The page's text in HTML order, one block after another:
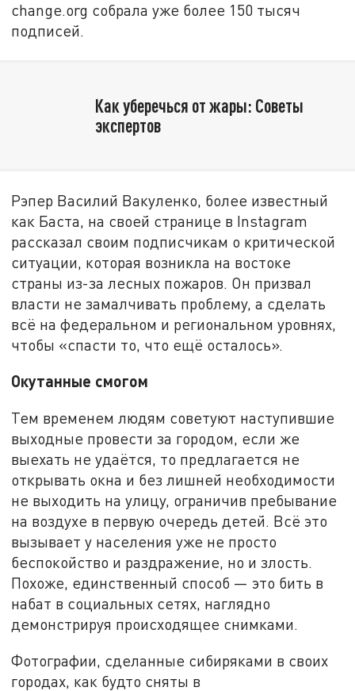
change.org собрала уже более 150 тысяч
подписей.
Как уберечься от жары: Советы
экспертов
Рэпер Василий Вакуленко, более известный
как Баста, на своей странице в Instagram
рассказал своим подписчикам о критической
ситуации, которая возникла на востоке
страны из-за лесных пожаров. Он призвал
власти не замалчивать проблему, а сделать
всё на федеральном и региональном уровнях,
чтобы «спасти то, что ещё осталось».
Окутанные смогом
Тем временем людям советуют наступившие
выходные провести за городом, если же
выехать не удаётся, то предлагается не
открывать окна и без лишней необходимости
не выходить на улицу, ограничив пребывание
на воздухе в первую очередь детей. Всё это
вызывает у населения уже не просто
беспокойство и раздражение, но и злость.
Похоже, единственный способ — это бить в
набат в социальных сетях, наглядно
демонстрируя происходящее снимками.
Фотографии, сделанные сибиряками в своих
городах, как будто сняты в